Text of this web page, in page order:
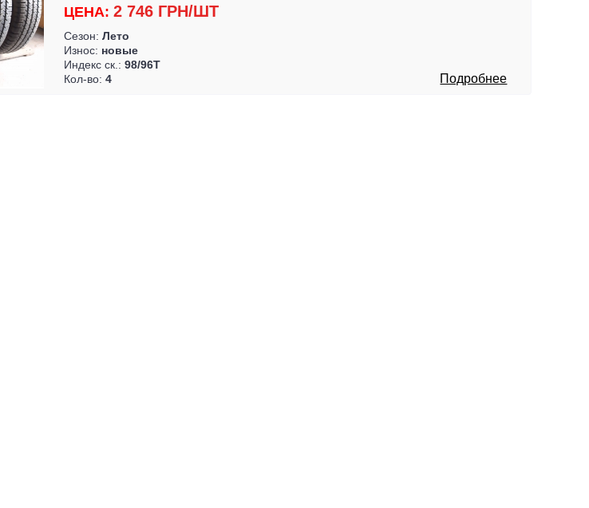
ЦЕНА: 2 746 ГРН/ШТ
Сезон: Лето
Износ: новые
Индекс ск.: 98/96T
Кол-во: 4 Подробнее